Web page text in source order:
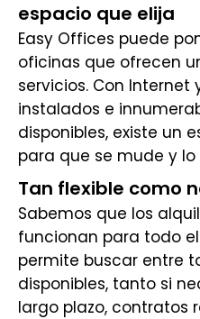
espacio que elija
Easy Offices puede
oficinas que ofrecen
servicios. Con Internet
instalados e
disponibles, existe un
para que se mude y
Tan flexible como
Sabemos que los
funcionan para todo
permite buscar entre
disponibles, tanto si
largo plazo, contratos